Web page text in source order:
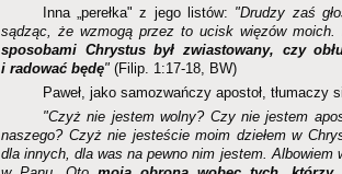
Inna „perełka" z jego listów: "Drudzy zaś
sądząc, że wzmogą przez to ucisk więzów
sposobami Chrystus był zwiastowany, czy
i radować będę" (Filip. 1:17-18, BW)
Paweł, jako samozwańczy apostoł,
"Czyż nie jestem wolny? Czy nie jestem
naszego? Czyż nie jesteście moim dziełem w
dla innych, dla was na pewno nim jestem. Albowiem